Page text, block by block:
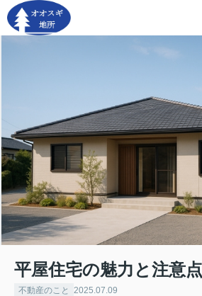
平屋住宅の魅力と注意点
不動産のこと 2025.07.09